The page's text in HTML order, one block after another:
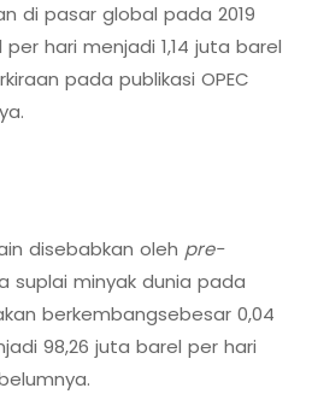
di pasar global pada 2019
hari menjadi 1,14 juta barel
pada publikasi OPEC
disebabkan oleh pre-
minyak dunia pada
berkembangsebesar 0,04
98,26 juta barel per hari